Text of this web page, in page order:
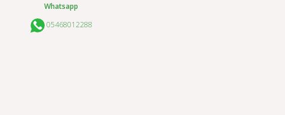
Whatsapp
05468012288